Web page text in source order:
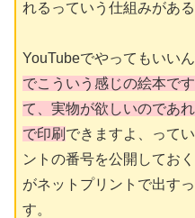
れるっていう仕組みがある
YouTubeでやってもいいん
でこういう感じの絵本で
て、実物が欲しいのであ
で印刷 できますよ、って
ントの番号を公開してお
がネットプリントで出す
す。